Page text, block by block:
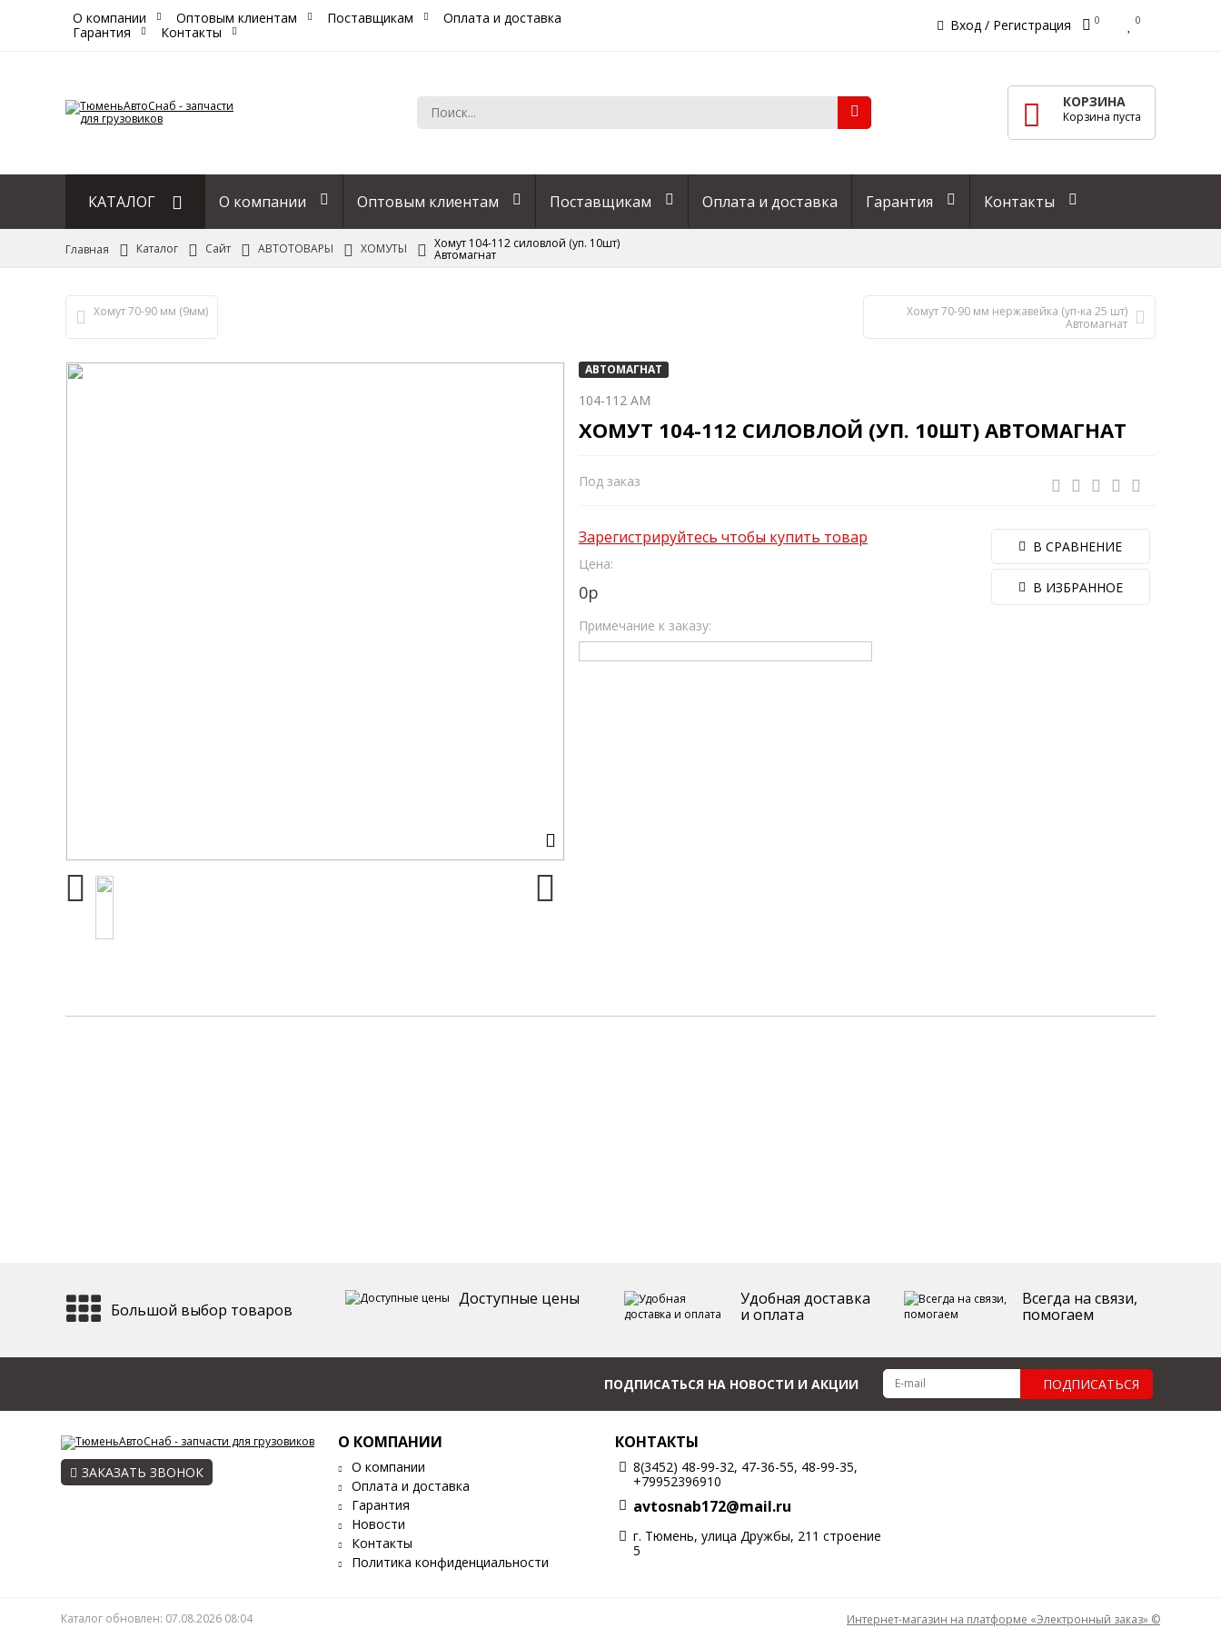
О компании Оптовым клиентам Поставщикам
Оплата и доставка
Гарантия
Контакты Вход / Регистрация 0 0
КОРЗИНА
Корзина пуста
КАТАЛОГ
Сайт
О компании Оптовым клиентам Поставщикам Оплата и доставка Гарантия Контакты
Главная Каталог Сайт АВТОТОВАРЫ ХОМУТЫ Хомут 104-112 силовлой (уп. 10шт)
Автомагнат
Хомут 70-90 мм (9мм)
Хомут 70-90 мм нержавейка (уп-ка 25 шт)
Автомагнат
АВТОМАГНАТ
104-112 АМ
ХОМУТ 104-112 СИЛОВЛОЙ (УП. 10ШТ) АВТОМАГНАТ
Под заказ
Зарегистрируйтесь чтобы купить товар
Цена:
0р
Примечание к заказу:
В СРАВНЕНИЕ
В ИЗБРАННОЕ
Большой выбор товаров
Доступные цены
Удобная доставка
и оплата
Всегда на связи,
помогаем
ПОДПИСАТЬСЯ НА НОВОСТИ И АКЦИИ ПОДПИСАТЬСЯ
ЗАКАЗАТЬ ЗВОНОК
О КОМПАНИИ
О компании
Оплата и доставка
Гарантия
Новости
Контакты
Политика конфиденциальности
КОНТАКТЫ
8(3452) 48-99-32, 47-36-55, 48-99-35,
+79952396910
avtosnab172@mail.ru
г. Тюмень, улица Дружбы, 211 строение
5
Каталог обновлен: 07.08.2026 08:04 Интернет-магазин на платформе «Электронный заказ» ©